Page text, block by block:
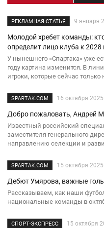
РЕКЛАМНАЯ СТАТЬЯ 9 января
Молодой хребет команды:
определит лицо клуба к 2028
У нынешнего «Спартака» уже
году картина изменится. В
игроки, которые сейчас
SPARTAK.COM 16 октября 2025
Добро пожаловать, Андрей
Известный российский
заместителя генерального
направлению селекции и
SPARTAK.COM 15 октября 2025
Дебют Умярова, важные
Рассказываем, как наши
национальные команды в
СПОРТ-ЭКСПРЕСС 15 октября
Спартак
27 октября
ЦСКА
25 октября
Спартак
18 октября
13 октября
Крылья Советов
11 октября
Спартак
16 сентября